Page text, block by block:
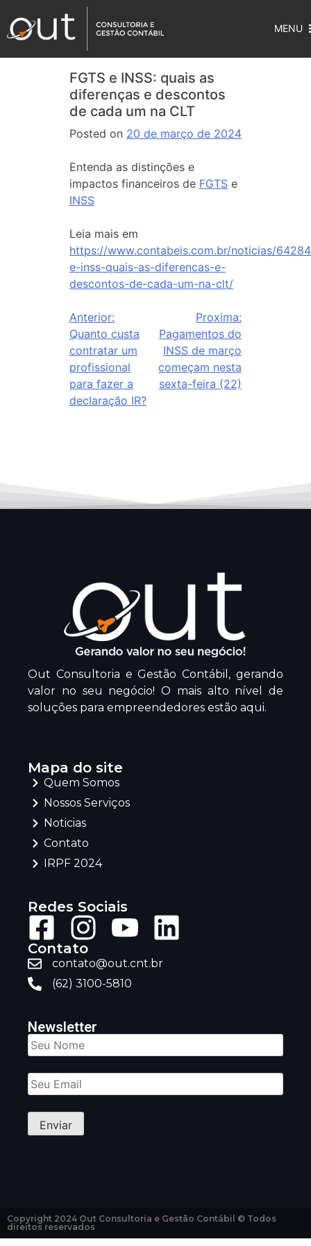
MENU
FGTS e INSS: quais as
diferenças e descontos
de cada um na CLT
Posted on 20 de março de 2024
Entenda as distinções e
impactos financeiros de FGTS e
INSS
Leia mais em
https://www.contabeis.com.br/noticias/
e-inss-quais-as-diferencas-e-
descontos-de-cada-um-na-clt/
Anterior:
Quanto custa
contratar um
profissional
para fazer a
declaração IR?
Proxima:
Pagamentos do
INSS de março
começam nesta
sexta-feira (22)
Out Consultoria e Gestão Contábil, gerando
valor no seu negócio! O mais alto nível de
soluções para empreendedores estão aqui.
Mapa do site
Quem Somos
Nossos Serviços
Noticias
Contato
IRPF 2024
Redes Sociais
Contato
contato@out.cnt.br
(62) 3100-5810
Newsletter
Copyright 2024 Out Consultoria e Gestão Contábil © Todos
direitos reservados